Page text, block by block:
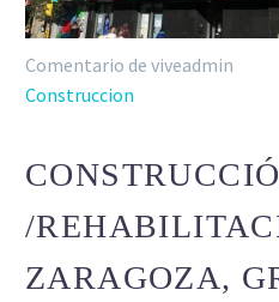
Comentario de viveadmin
Construccion
/
ZARAGOZA,